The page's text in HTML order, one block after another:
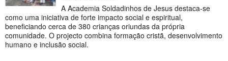
A Academia Soldadinhos de Jesus destaca-se
como uma iniciativa de forte impacto social e espiritual,
beneficiando cerca de 380 crianças oriundas da própria
comunidade. O projecto combina formação cristã, desenvolvimento
humano e inclusão social.